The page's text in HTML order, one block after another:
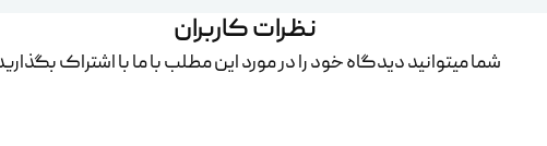
نظرات کاربران
شما میتوانید دیدگاه خود را در مورد این مطلب با ما با اشتراک